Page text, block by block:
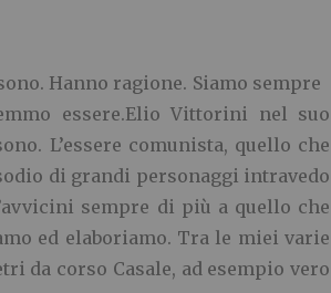
Hanno ragione. Siamo sempre
essere.Elio Vittorini nel suo
L’essere comunista, quello che
di grandi personaggi intravedo
sempre di più a quello che
ed elaboriamo. Tra le miei varie
da corso Casale, ad esempio vero